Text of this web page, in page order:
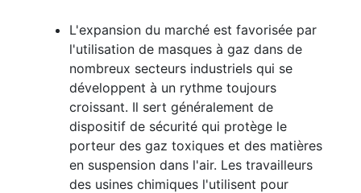
L'expansion du marché est favorisée par
l'utilisation de masques à gaz dans de
nombreux secteurs industriels qui se
développent à un rythme toujours
croissant. Il sert généralement de
dispositif de sécurité qui protège le
porteur des gaz toxiques et des matières
en suspension dans l'air. Les travailleurs
des usines chimiques l'utilisent pour